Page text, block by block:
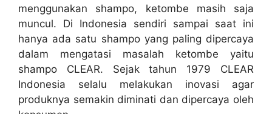
menggunakan shampo, ketombe masih saja
muncul. Di Indonesia sendiri sampai saat ini
hanya ada satu shampo yang paling dipercaya
dalam mengatasi masalah ketombe yaitu
shampo CLEAR. Sejak tahun 1979 CLEAR
Indonesia selalu melakukan inovasi agar
produknya semakin diminati dan dipercaya oleh